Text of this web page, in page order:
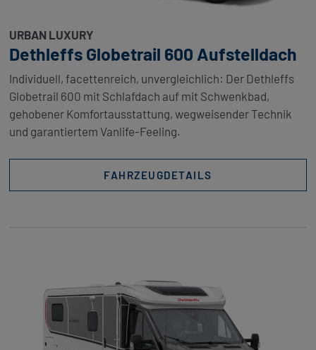
URBAN LUXURY
Dethleffs Globetrail 600 Aufstelldach
Individuell, facettenreich, unvergleichlich: Der Dethleffs
Globetrail 600 mit Schlafdach auf mit Schwenkbad,
gehobener Komfortausstattung, wegweisender Technik
und garantiertem Vanlife-Feeling.
FAHRZEUGDETAILS